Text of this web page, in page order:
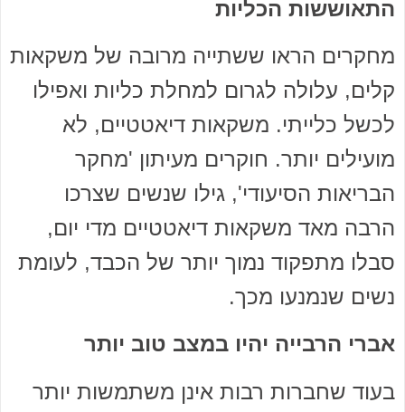
התאוששות הכליות
מחקרים הראו ששתייה מרובה של משקאות
קלים, עלולה לגרום למחלת כליות ואפילו
לכשל כלייתי. משקאות דיאטטיים, לא
מועילים יותר. חוקרים מעיתון 'מחקר
הבריאות הסיעודי', גילו שנשים שצרכו
הרבה מאד משקאות דיאטטיים מדי יום,
סבלו מתפקוד נמוך יותר של הכבד, לעומת
נשים שנמנעו מכך.
אברי הרבייה יהיו במצב טוב יותר
בעוד שחברות רבות אינן משתמשות יותר